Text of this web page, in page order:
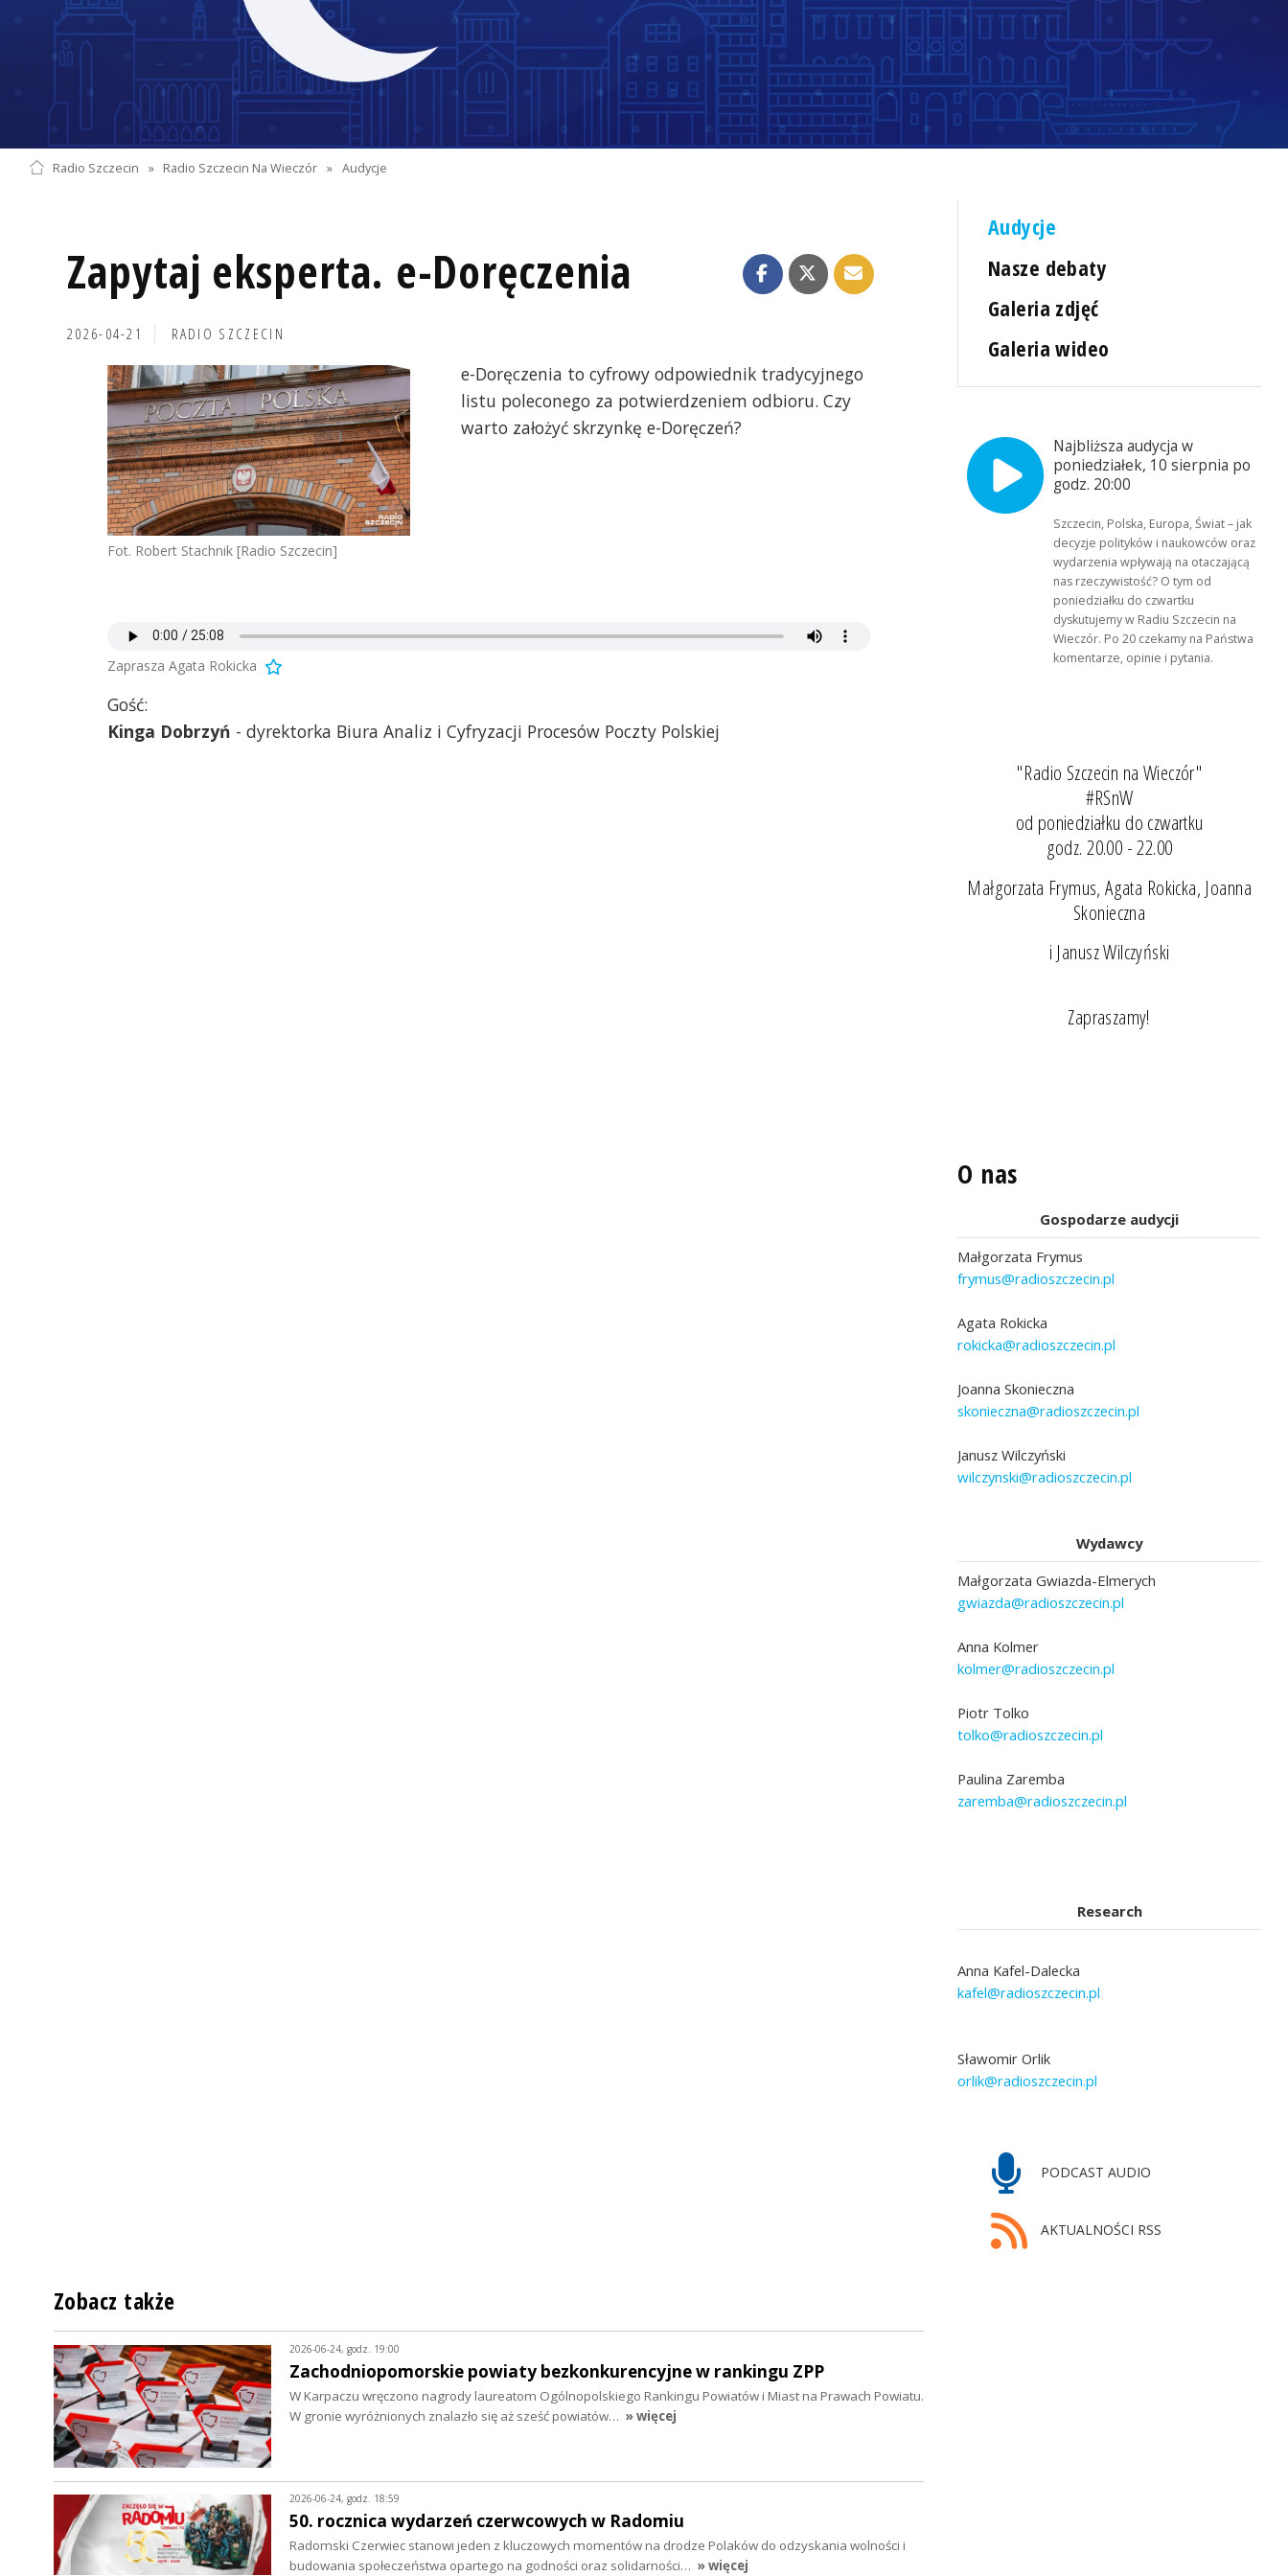
Radio Szczecin » Radio Szczecin Na Wieczór » Audycje
Zapytaj eksperta. e-Doręczenia
2026-04-21 RADIO SZCZECIN
Fot. Robert Stachnik [Radio Szczecin]
e-Doręczenia to cyfrowy odpowiednik tradycyjnego
listu poleconego za potwierdzeniem odbioru. Czy
warto założyć skrzynkę e-Doręczeń?
Zaprasza Agata Rokicka
Gość:
Kinga Dobrzyń - dyrektorka Biura Analiz i Cyfryzacji Procesów Poczty Polskiej
Audycje
Nasze debaty
Galeria zdjęć
Galeria wideo
Najbliższa audycja w
poniedziałek, 10 sierpnia po
godz. 20:00
Szczecin, Polska, Europa, Świat – jak
decyzje polityków i naukowców oraz
wydarzenia wpływają na otaczającą
nas rzeczywistość? O tym od
poniedziałku do czwartku
dyskutujemy w Radiu Szczecin na
Wieczór. Po 20 czekamy na Państwa
komentarze, opinie i pytania.
"Radio Szczecin na Wieczór"
#RSnW
od poniedziałku do czwartku
godz. 20.00 - 22.00
Małgorzata Frymus, Agata Rokicka, Joanna
Skonieczna
i Janusz Wilczyński
Zapraszamy!
O nas
Gospodarze audycji
Małgorzata Frymus
frymus@radioszczecin.pl
Agata Rokicka
rokicka@radioszczecin.pl
Joanna Skonieczna
skonieczna@radioszczecin.pl
Janusz Wilczyński
wilczynski@radioszczecin.pl
Wydawcy
Małgorzata Gwiazda-Elmerych
gwiazda@radioszczecin.pl
Anna Kolmer
kolmer@radioszczecin.pl
Piotr Tolko
tolko@radioszczecin.pl
Paulina Zaremba
zaremba@radioszczecin.pl
Research
Anna Kafel-Dalecka
kafel@radioszczecin.pl
Sławomir Orlik
orlik@radioszczecin.pl
PODCAST AUDIO
AKTUALNOŚCI RSS
Zobacz także
2026-06-24, godz. 19:00
Zachodniopomorskie powiaty bezkonkurencyjne w rankingu ZPP
W Karpaczu wręczono nagrody laureatom Ogólnopolskiego Rankingu Powiatów i Miast na Prawach Powiatu.
W gronie wyróżnionych znalazło się aż sześć powiatów… » więcej
2026-06-24, godz. 18:59
50. rocznica wydarzeń czerwcowych w Radomiu
Radomski Czerwiec stanowi jeden z kluczowych momentów na drodze Polaków do odzyskania wolności i
budowania społeczeństwa opartego na godności oraz solidarności… » więcej